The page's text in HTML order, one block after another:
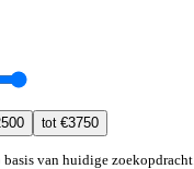
tot€3750
van huidige zoekopdracht.